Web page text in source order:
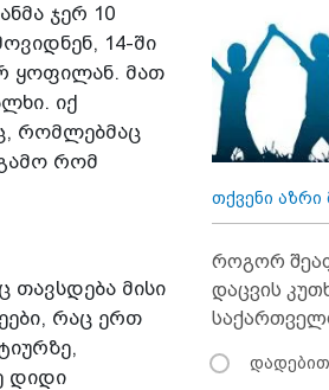
ჯერ 10
14-ში
ყოფილან. მათ
იქ
რომლებმაც
რომ
თავსდება მისი
რაც ერთ
დიდი
თქვენი აზრი
როგორ
დაცვის